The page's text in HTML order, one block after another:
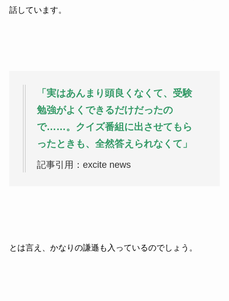
話しています。
「実はあんまり頭良くなくて、受験
勉強がよくできるだけだったの
で……。クイズ番組に出させてもら
ったときも、全然答えられなくて」
記事引用：excite news
とは言え、かなりの謙遜も入っているのでしょう。